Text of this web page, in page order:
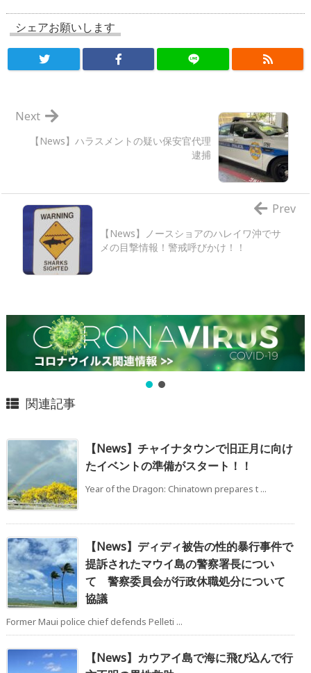
シェアお願いします
【News】ハラスメントの疑い保安官代理
逮捕
Next
【News】ノースショアのハレイワ沖でサ
メの目撃情報！警戒呼びかけ！！
Prev
関連記事
【News】チャイナタウンで旧正月に向け
たイベントの準備がスタート！！
Year of the Dragon: Chinatown prepares t ...
【News】ディディ被告の性的暴行事件で
提訴されたマウイ島の警察署長につい
て 警察委員会が行政休職処分について
協議
Former Maui police chief defends Pelleti ...
【News】カウアイ島で海に飛び込んで行